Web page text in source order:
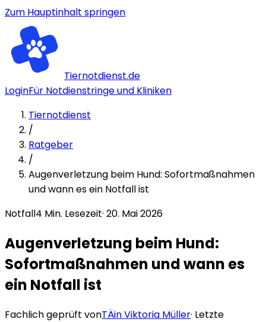
Zum Hauptinhalt springen
Tiernotdienst.de
LoginFür Notdienstringe und Kliniken
Tiernotdienst
/
Ratgeber
/
Augenverletzung beim Hund: Sofortmaßnahmen
und wann es ein Notfall ist
Notfall4 Min. Lesezeit· 20. Mai 2026
Augenverletzung beim Hund:
Sofortmaßnahmen und wann es
ein Notfall ist
Fachlich geprüft vonTÄin Viktoria Müller· Letzte